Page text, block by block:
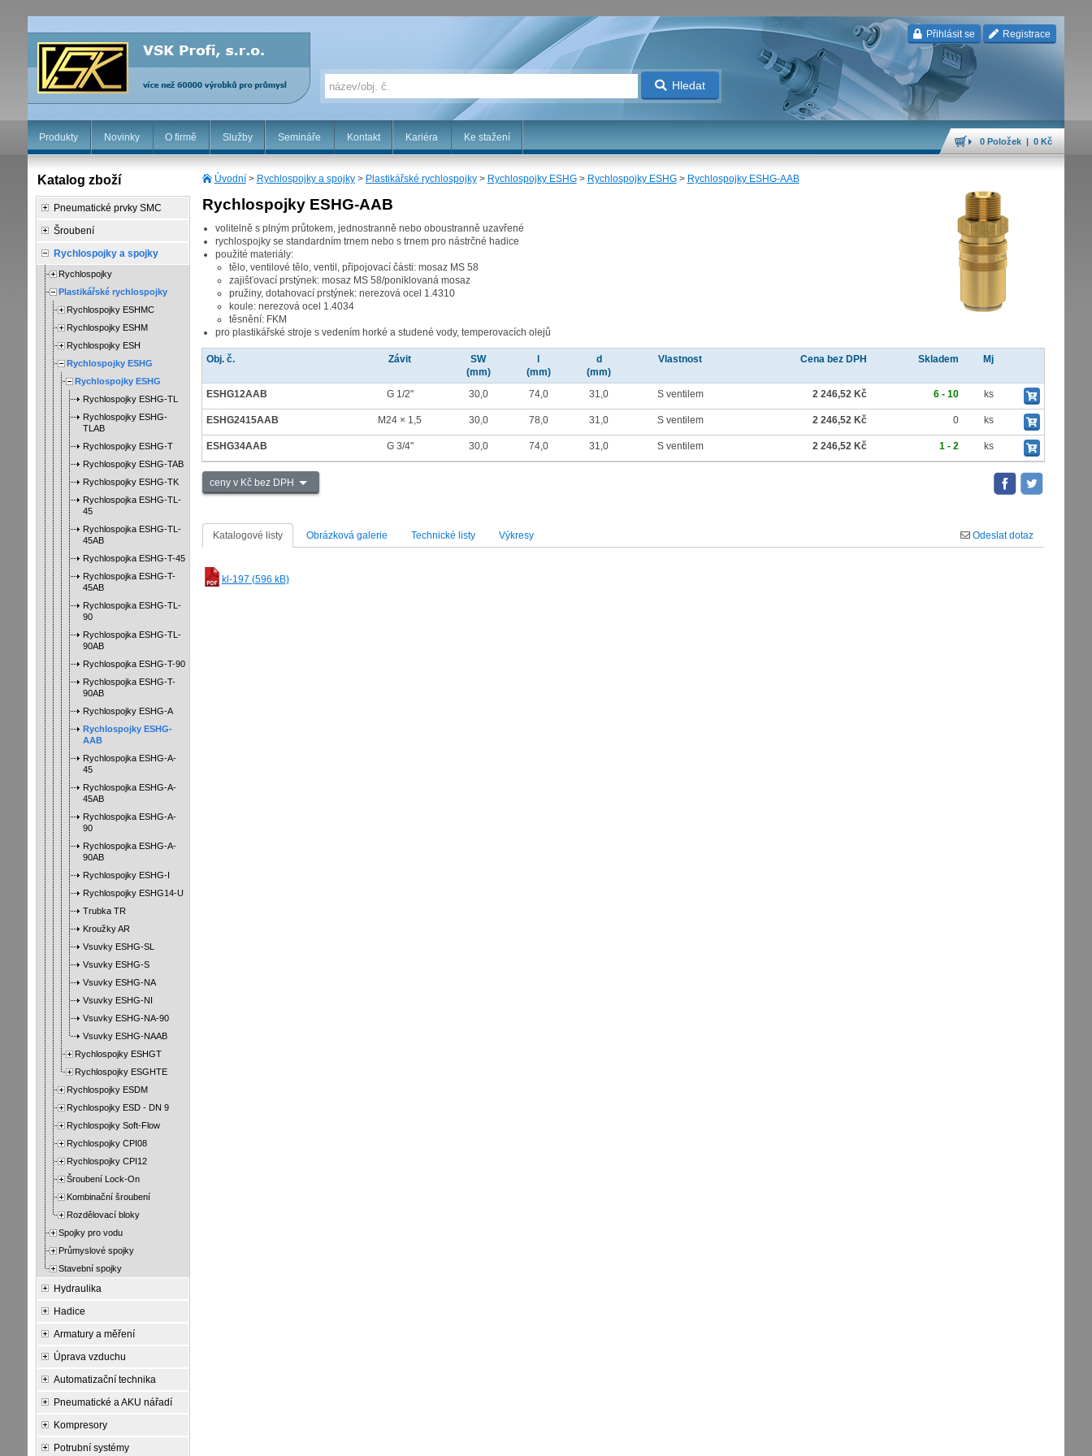
Přihlásit se Registrace
Hledat
Produkty Novinky O firmě Služby Semináře Kontakt Kariéra Ke stažení 0 Položek | 0 Kč
Úvodní> Rychlospojky a spojky> Plastikářské rychlospojky> Rychlospojky ESHG> Rychlospojky ESHG> Rychlospojky ESHG-AAB
Rychlospojky ESHG-AAB
volitelně s plným průtokem, jednostranně nebo oboustranně uzavřené
rychlospojky se standardním trnem nebo s trnem pro nástrčné hadice
použité materiály:
tělo, ventilové tělo, ventil, připojovací části: mosaz MS 58
zajišťovací prstýnek: mosaz MS 58/poniklovaná mosaz
pružiny, dotahovací prstýnek: nerezová ocel 1.4310
koule: nerezová ocel 1.4034
těsnění: FKM
pro plastikářské stroje s vedením horké a studené vody, temperovacích olejů
Obj. č. Závit
SW
(mm)
(mm)
d
(mm)
Vlastnost Cena bez DPH Skladem Mj
ESHG12AAB G 1/2" 30,0 74,0 31,0 S ventilem 2 246,52 Kč 6 - 10 ks
ESHG2415AAB M24 × 1,5 30,0 78,0 31,0 S ventilem 2 246,52 Kč 0 ks
ESHG34AAB G 3/4" 30,0 74,0 31,0 S ventilem 2 246,52 Kč 1 - 2 ks
ceny v Kč bez DPH
Katalogové listy Obrázková galerie Technické listy Výkresy Odeslat dotaz
kl-197 (596 kB)
Katalog zboží
Pneumatické prvky SMC
Šroubení
Rychlospojky a spojky
Rychlospojky
Plastikářské rychlospojky
Rychlospojky ESHMC
Rychlospojky ESHM
Rychlospojky ESH
Rychlospojky ESHG
Rychlospojky ESHG
Rychlospojky ESHG-TL
Rychlospojky ESHG-
TLAB
Rychlospojky ESHG-T
Rychlospojky ESHG-TAB
Rychlospojky ESHG-TK
Rychlospojka ESHG-TL-
45
Rychlospojka ESHG-TL-
45AB
Rychlospojka ESHG-T-45
Rychlospojka ESHG-T-
45AB
Rychlospojka ESHG-TL-
90
Rychlospojka ESHG-TL-
90AB
Rychlospojka ESHG-T-90
Rychlospojka ESHG-T-
90AB
Rychlospojky ESHG-A
Rychlospojky ESHG-
AAB
Rychlospojka ESHG-A-
45
Rychlospojka ESHG-A-
45AB
Rychlospojka ESHG-A-
90
Rychlospojka ESHG-A-
90AB
Rychlospojky ESHG-I
Rychlospojky ESHG14-U
Trubka TR
Kroužky AR
Vsuvky ESHG-SL
Vsuvky ESHG-S
Vsuvky ESHG-NA
Vsuvky ESHG-NI
Vsuvky ESHG-NA-90
Vsuvky ESHG-NAAB
Rychlospojky ESHGT
Rychlospojky ESGHTE
Rychlospojky ESDM
Rychlospojky ESD - DN 9
Rychlospojky Soft-Flow
Rychlospojky CPI08
Rychlospojky CPI12
Šroubení Lock-On
Kombinační šroubení
Rozdělovací bloky
Spojky pro vodu
Průmyslové spojky
Stavební spojky
Hydraulika
Hadice
Armatury a měření
Úprava vzduchu
Automatizační technika
Pneumatické a AKU nářadí
Kompresory
Potrubní systémy